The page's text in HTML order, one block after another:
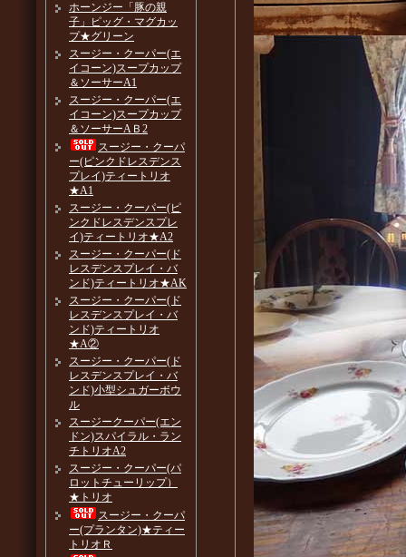
ホーンジー「豚の親
子」ピッグ・マグカッ
プ★グリーン
スージー・クーパー(エ
イコーン)スープカップ
＆ソーサーA1
スージー・クーパー(エ
イコーン)スープカップ
＆ソーサーAＢ2
スージー・クーパ
ー(ピンクドレスデンス
プレイ)ティートリオ
★A1
スージー・クーパー(ピ
ンクドレスデンスプレ
イ)ティートリオ★A2
スージー・クーパー(ド
レスデンスプレイ・バ
ンド)ティートリオ★AK
スージー・クーパー(ド
レスデンスプレイ・バ
ンド)ティートリオ
★A②
スージー・クーパー(ド
レスデンスプレイ・バ
ンド)小型シュガーボウ
ル
スージークーパー(エン
ドン)スパイラル・ラン
チトリオA2
スージー・クーパー(パ
ロットチューリップ）
★トリオ
スージー・クーパ
ー(プランタン)★ティー
トリオＲ